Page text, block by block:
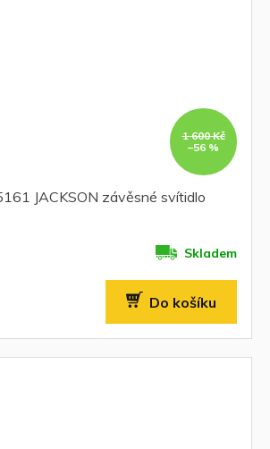
1 600 Kč
–56 %
JACKSON závěsné svítidlo
Skladem
Do košíku